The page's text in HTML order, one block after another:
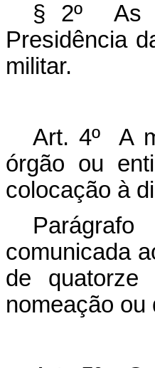
§ 2º As
Presidência
militar.
Art. 4º A
órgão ou
colocação à
comunicada
de
nomeação ou